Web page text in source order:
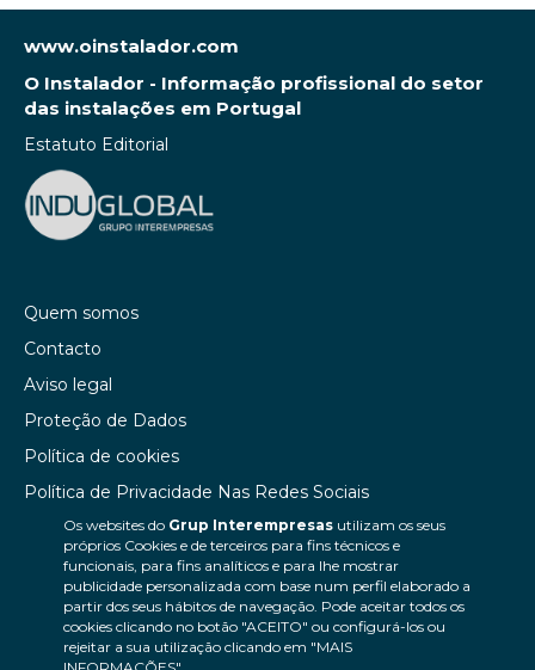
Os websites do Grup Interempresasutilizam os seus
próprios Cookies e de terceiros para fins técnicos e
funcionais, para fins analíticos e para lhe mostrar
publicidade personalizada com base num perfil elaborado a
partir dos seus hábitos de navegação. Pode aceitar todos os
cookies clicando no botão "ACEITO" ou configurá-los ou
rejeitar a sua utilização clicando em "MAIS
www.oinstalador.com
O Instalador - Informação profissional do setor
das instalações em Portugal
Estatuto Editorial
Quem somos
Contacto
Aviso legal
Proteção de Dados
Política de cookies
Política de Privacidade Nas Redes Sociais
Canal de denúncias
Colaborações editoriais